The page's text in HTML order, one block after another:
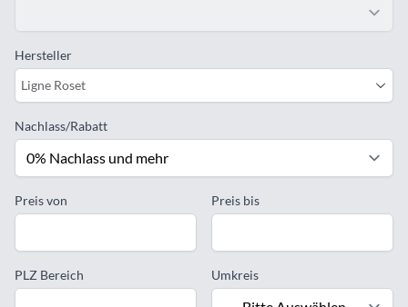
Hersteller
Ligne Roset
Nachlass/Rabatt
Preis von Preis bis
PLZ Bereich Umkreis